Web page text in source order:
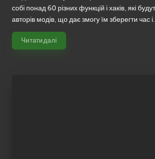
собі понад 60 різних функцій і хаків, які
авторів модів, що дає змогу їм зберегти час
Читати далі